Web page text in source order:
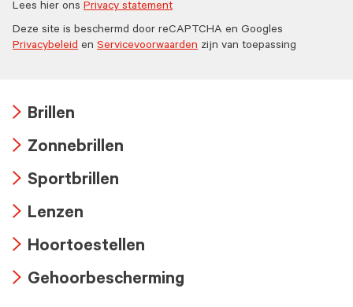
Lees hier ons Privacy statement
Deze site is beschermd door reCAPTCHA en Googles
Privacybeleid en Servicevoorwaarden zijn van toepassing
icon
Brillen
icon
Zonnebrillen
icon
Sportbrillen
icon
Lenzen
icon
Hoortoestellen
Gehoorbescherming